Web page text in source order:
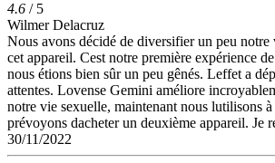
4.6 / 5
Wilmer Delacruz
Nous avons décidé de diversifier un peu notre
cet appareil. Cest notre première expérience
nous étions bien sûr un peu gênés. Leffet a
attentes. Lovense Gemini améliore
notre vie sexuelle, maintenant nous lutilisons
prévoyons dacheter un deuxième appareil. Je
30/11/2022